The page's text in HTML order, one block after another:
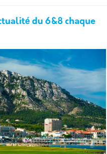
du 6&8 chaque